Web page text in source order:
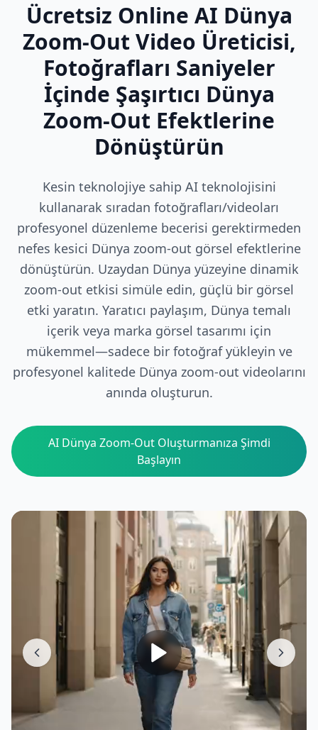
Ücretsiz Online AI Dünya
Zoom-Out Video Üreticisi,
Fotoğrafları Saniyeler
İçinde Şaşırtıcı Dünya
Zoom-Out Efektlerine
Dönüştürün
Kesin teknolojiye sahip AI teknolojisini
kullanarak sıradan fotoğrafları/videoları
profesyonel düzenleme becerisi gerektirmeden
nefes kesici Dünya zoom-out görsel efektlerine
dönüştürün. Uzaydan Dünya yüzeyine dinamik
zoom-out etkisi simüle edin, güçlü bir görsel
etki yaratın. Yaratıcı paylaşım, Dünya temalı
içerik veya marka görsel tasarımı için
mükemmel—sadece bir fotoğraf yükleyin ve
profesyonel kalitede Dünya zoom-out videolarını
anında oluşturun.
AI Dünya Zoom-Out Oluşturmanıza Şimdi
Başlayın